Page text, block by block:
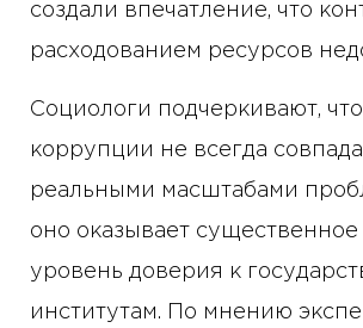
создали впечатление, что
расходованием ресурсов
Социологи подчеркивают,
коррупции не всегда
реальными масштабами
оно оказывает
уровень доверия к
институтам. По мнению